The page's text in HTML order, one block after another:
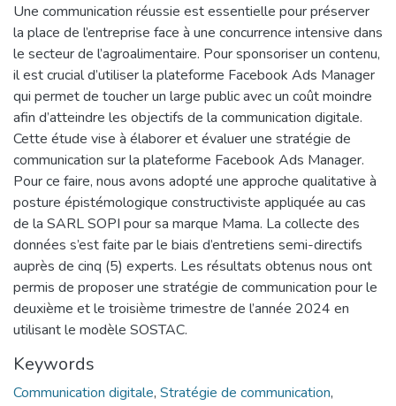
Une communication réussie est essentielle pour préserver
la place de l’entreprise face à une concurrence intensive dans
le secteur de l’agroalimentaire. Pour sponsoriser un contenu,
il est crucial d’utiliser la plateforme Facebook Ads Manager
qui permet de toucher un large public avec un coût moindre
afin d’atteindre les objectifs de la communication digitale.
Cette étude vise à élaborer et évaluer une stratégie de
communication sur la plateforme Facebook Ads Manager.
Pour ce faire, nous avons adopté une approche qualitative à
posture épistémologique constructiviste appliquée au cas
de la SARL SOPI pour sa marque Mama. La collecte des
données s’est faite par le biais d’entretiens semi-directifs
auprès de cinq (5) experts. Les résultats obtenus nous ont
permis de proposer une stratégie de communication pour le
deuxième et le troisième trimestre de l’année 2024 en
utilisant le modèle SOSTAC.
Keywords
Communication digitale, Stratégie de communication,